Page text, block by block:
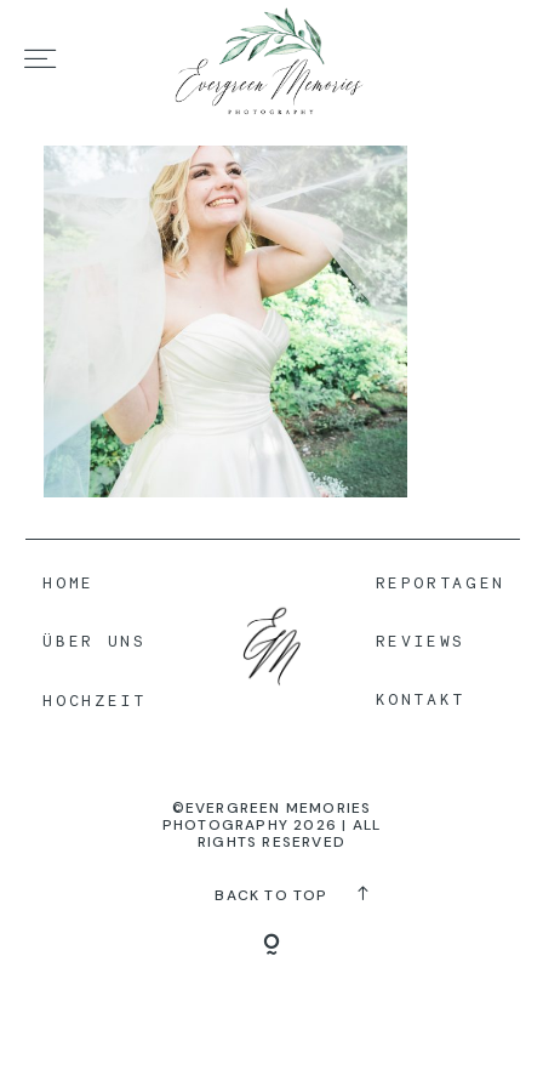
HOME
ÜBER UNS
HOCHZEIT
REPORTAGEN
REVIEWS
KONTAKT
©EVERGREEN MEMORIES
PHOTOGRAPHY 2026 | ALL
RIGHTS RESERVED
BACK TO TOP
HOME
ÜBER UNS
HOCHZEIT
REPORTAGEN
KONTAKT